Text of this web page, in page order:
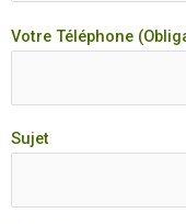
Votre Téléphone
Sujet